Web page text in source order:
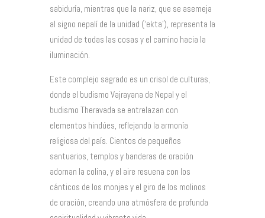
sabiduría, mientras que la nariz, que se asemeja
al signo nepalí de la unidad (‘ekta’), representa la
unidad de todas las cosas y el camino hacia la
iluminación.
Este complejo sagrado es un crisol de culturas,
donde el budismo Vajrayana de Nepal y el
budismo Theravada se entrelazan con
elementos hindúes, reflejando la armonía
religiosa del país. Cientos de pequeños
santuarios, templos y banderas de oración
adornan la colina, y el aire resuena con los
cánticos de los monjes y el giro de los molinos
de oración, creando una atmósfera de profunda